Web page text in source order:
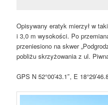
Opisywany eratyk mierzył w
i 3,0 m wysokości. Po
przeniesiono na skwer
pobliżu skrzyżowania z ul.
GPS N 52°00′43.1″, E